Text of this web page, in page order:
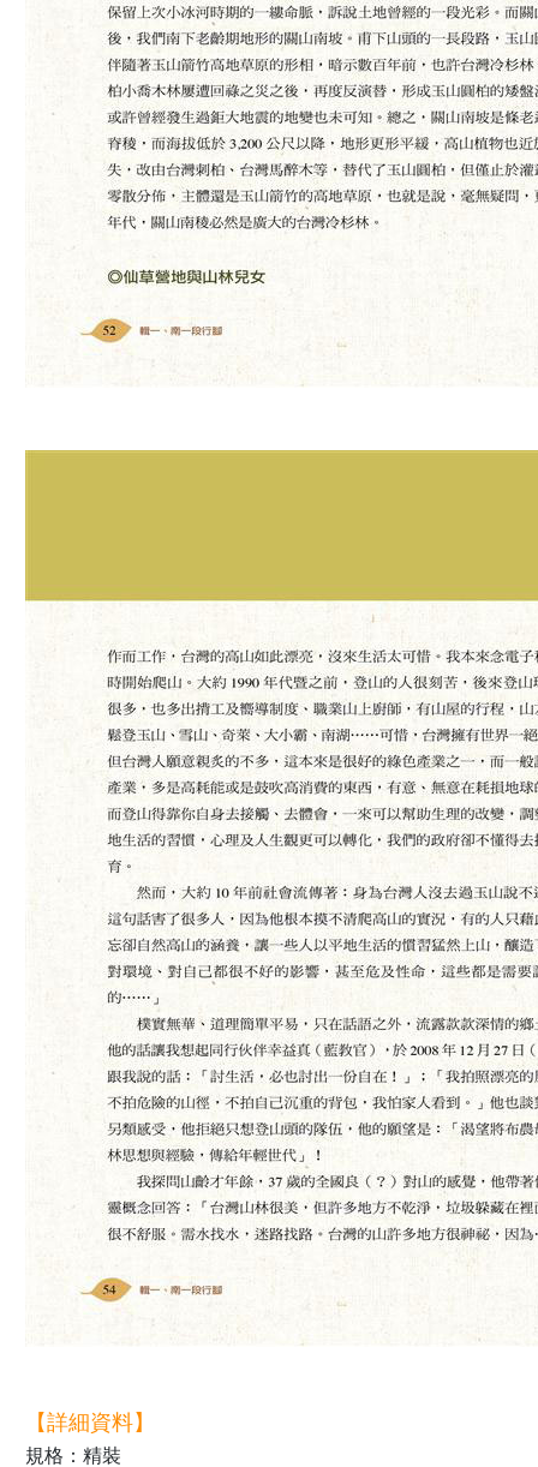
【詳細資料】
規格：精裝